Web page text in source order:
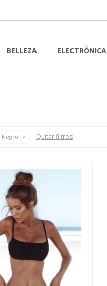
BELLEZA ELECTRÓNICA
Negro Quitar filtros